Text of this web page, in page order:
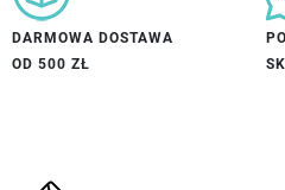
DARMOWA DOSTAWA
OD 500 ZŁ